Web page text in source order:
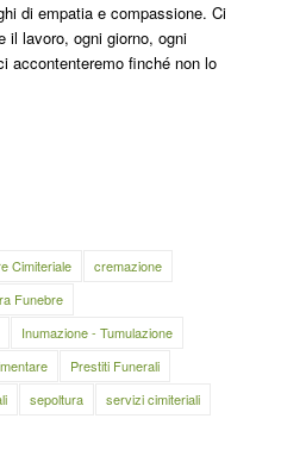
di empatia e compassione. Ci
il lavoro, ogni giorno, ogni
accontenteremo finché non lo
Cimiteriale
cremazione
Funebre
Inumazione - Tumulazione
Prestiti Funerali
sepoltura
servizi cimiteriali